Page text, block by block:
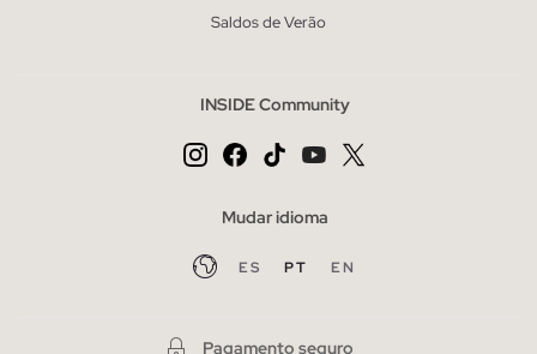
Saldos de Verão
INSIDE Community
Mudar idioma
ES PT EN
Pagamento seguro